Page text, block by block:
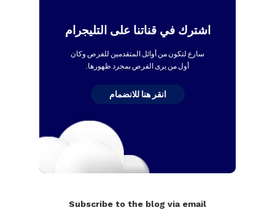
اشترك في قناتنا على التليجرام
سارع لتكون من أوائل المتقدمين للفرص وكان
أول من يرى الفرص بمجرد ظهورها.
انقر هنا للانضمام
Subscribe to the blog via email